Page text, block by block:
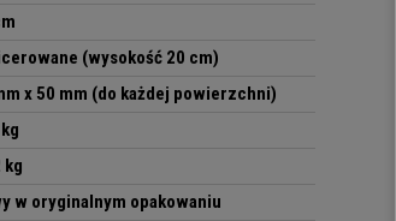
(wysokość 20 cm)
x 50 mm (do każdej powierzchni)
kg
w oryginalnym opakowaniu